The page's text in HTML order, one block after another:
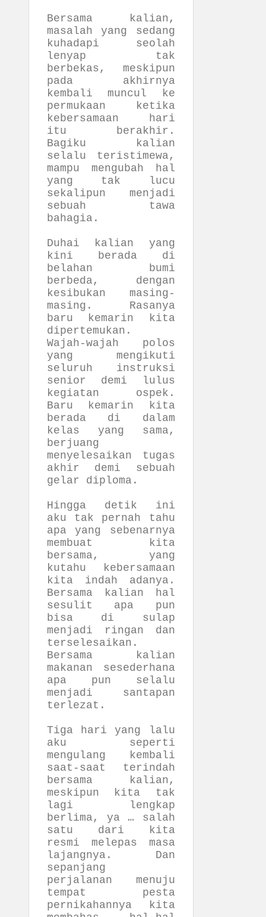
Bersama kalian,
masalah yang sedang
kuhadapi seolah
lenyap tak
berbekas, meskipun
pada akhirnya
kembali muncul ke
permukaan ketika
kebersamaan hari
itu berakhir.
Bagiku kalian
selalu teristimewa,
mampu mengubah hal
yang tak lucu
sekalipun menjadi
sebuah tawa
bahagia.
Duhai kalian yang
kini berada di
belahan bumi
berbeda, dengan
kesibukan masing-
masing. Rasanya
baru kemarin kita
dipertemukan.
Wajah-wajah polos
yang mengikuti
seluruh instruksi
senior demi lulus
kegiatan ospek.
Baru kemarin kita
berada di dalam
kelas yang sama,
berjuang
menyelesaikan tugas
akhir demi sebuah
gelar diploma.
Hingga detik ini
aku tak pernah tahu
apa yang sebenarnya
membuat kita
bersama, yang
kutahu kebersamaan
kita indah adanya.
Bersama kalian hal
sesulit apa pun
bisa di sulap
menjadi ringan dan
terselesaikan.
Bersama kalian
makanan sesederhana
apa pun selalu
menjadi santapan
terlezat.
Tiga hari yang lalu
aku seperti
mengulang kembali
saat-saat terindah
bersama kalian,
meskipun kita tak
lagi lengkap
berlima, ya … salah
satu dari kita
resmi melepas masa
lajangnya. Dan
sepanjang
perjalanan menuju
tempat pesta
pernikahannya kita